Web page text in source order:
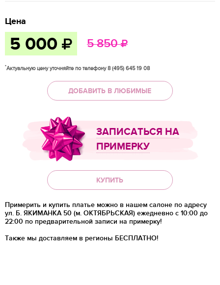
Цена
5 000 5 850
*Актуальную цену уточняйте по телефону 8 (495) 645 19 08
ДОБАВИТЬ В ЛЮБИМЫЕ
ЗАПИСАТЬСЯ НА
ПРИМЕРКУ
КУПИТЬ
Примерить и купить платье можно в нашем салоне по адресу
ул. Б. ЯКИМАНКА 50 (м. ОКТЯБРЬСКАЯ) ежедневно с 10:00 до
22:00 по предварительной записи на примерку!
Также мы доставляем в регионы БЕСПЛАТНО!